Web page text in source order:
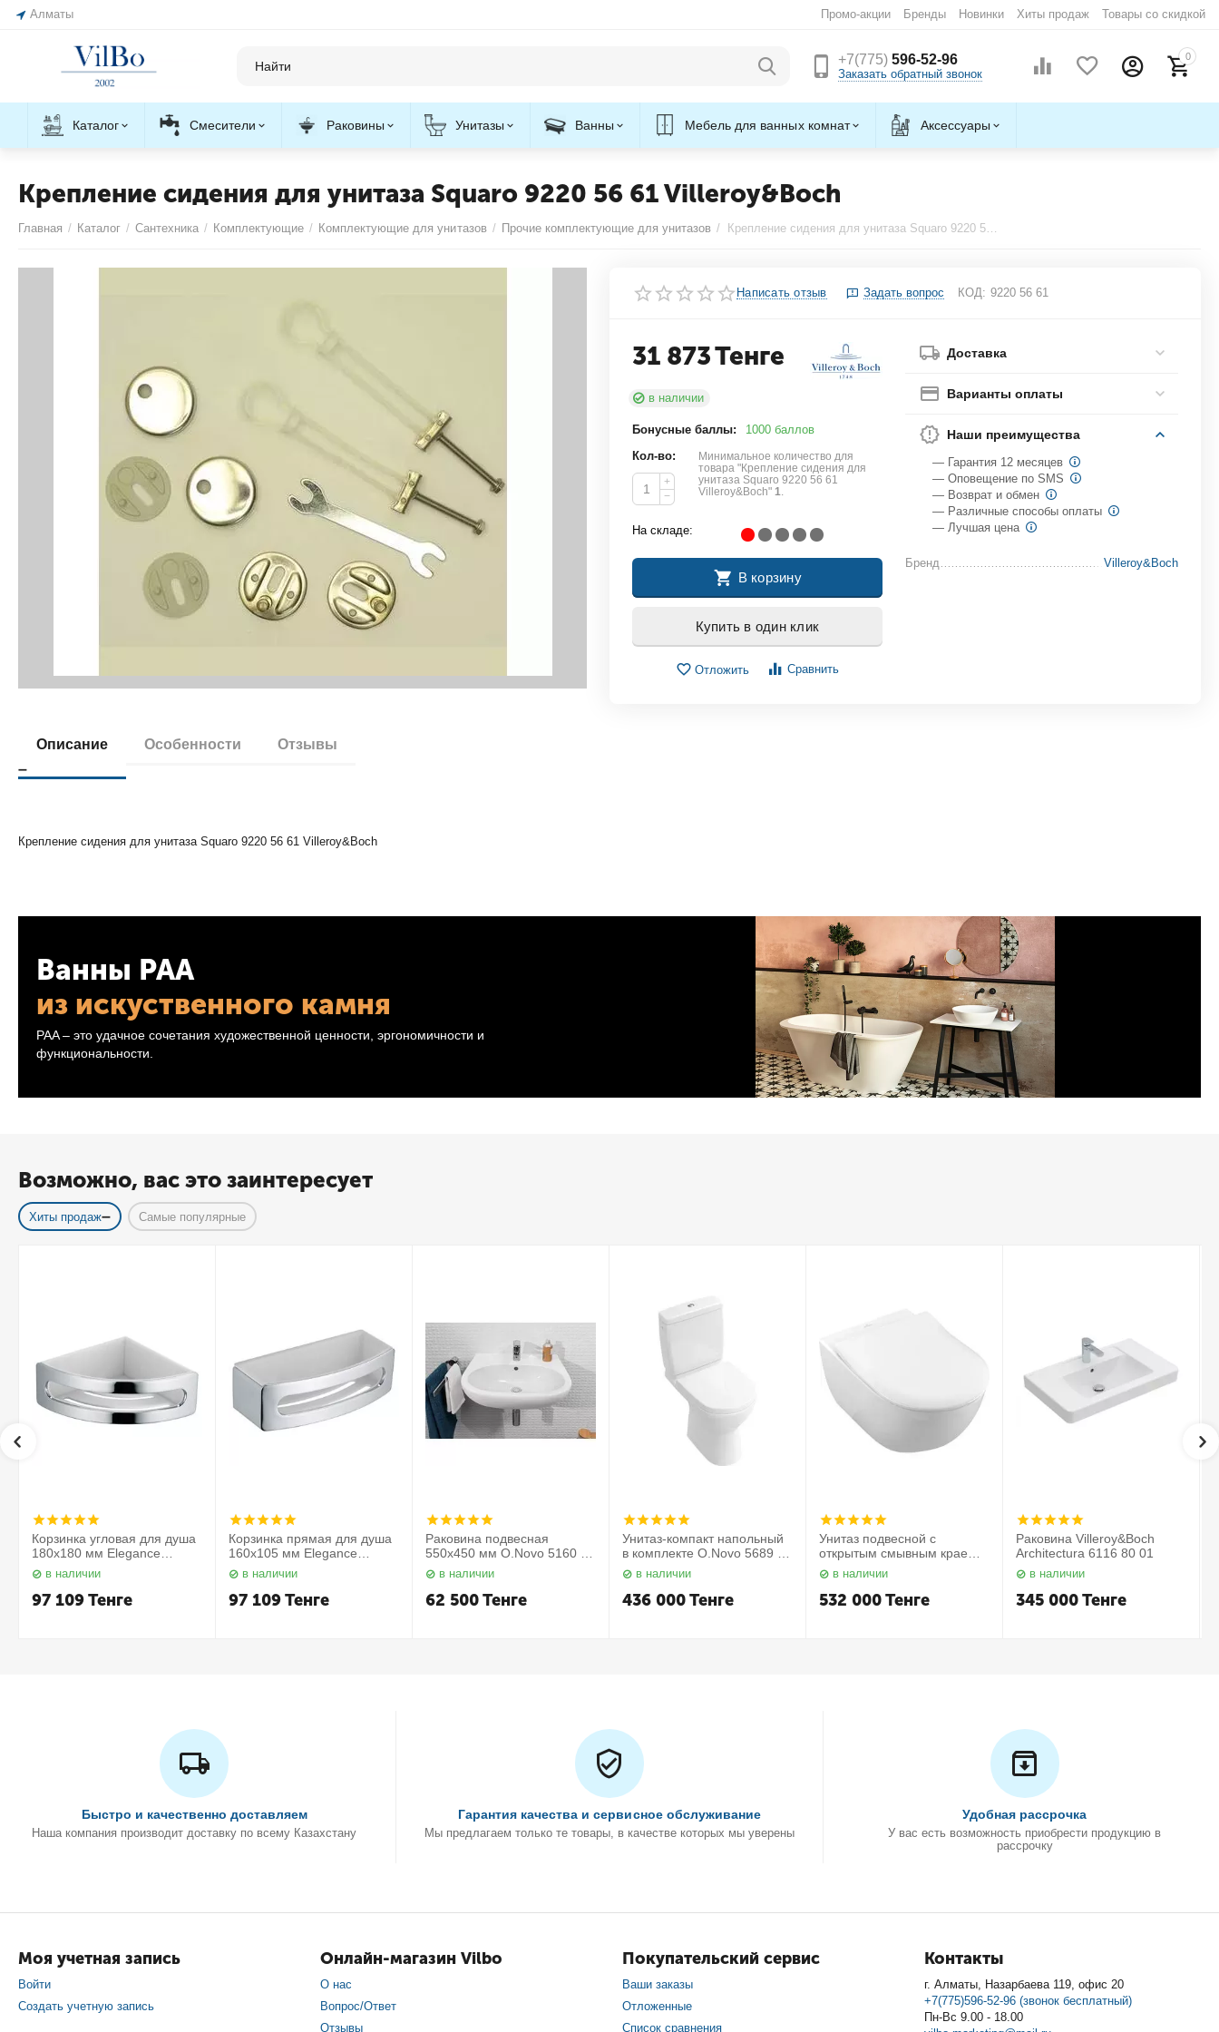
Алматы Промо-акции Бренды Новинки Хиты продаж Товары со скидкой
+7(775)596-52-96
Заказать обратный звонок
0
Каталог Смесители Раковины Унитазы Ванны Мебель для ванных комнат Аксессуары
Крепление сидения для унитаза Squaro 9220 56 61 Villeroy&Boch
Главная / Каталог / Сантехника / Комплектующие / Комплектующие для унитазов / Прочие комплектующие для унитазов / Крепление сидения для унитаза Squaro 9220 56 61 Villeroy&Boch
Написать отзыв Задать вопрос КОД: 9220 56 61
31 873Тенге
в наличии
Бонусные баллы:
1000 баллов
Кол-во:
+
−
Минимальное количество для
товара "Крепление сидения для
унитаза Squaro 9220 56 61
Villeroy&Boch"1.
На складе:
В корзину
Купить в один клик
Отложить Сравнить
Доставка
Варианты оплаты
Наши преимущества
— Гарантия 12 месяцев
— Оповещение по SMS
— Возврат и обмен
— Различные способы оплаты
— Лучшая цена
Бренд Villeroy&Boch
Описание Особенности Отзывы
Крепление сидения для унитаза Squaro 9220 56 61 Villeroy&Boch
Ванны PAA
из искуственного камня
PAA – это удачное сочетания художественной ценности, эргономичности и
функциональности.
Возможно, вас это заинтересует
Хиты продаж Самые популярные
Корзинка угловая для душа
180х180 мм Elegance
11657010000 Keuco
в наличии
97 109Тенге
Корзинка прямая для душа
160х105 мм Elegance
11658010000 Keuco
в наличии
97 109Тенге
Раковина подвесная
550х450 мм O.Novo 5160 55
01 Villeroy&Boch
в наличии
62 500Тенге
Унитаз-компакт напольный
в комплекте O.Novo 5689 10
01 Villeroy&Boch
в наличии
436 000Тенге
Унитаз подвесной с
открытым смывным краем в
комплекте с сиденьем
Subway 2.0 5614 R2 01
Villeroy&Boch
в наличии
532 000Тенге
Раковина Villeroy&Boch
Architectura 6116 80 01
в наличии
345 000Тенге
Быстро и качественно доставляем
Наша компания производит доставку по всему Казахстану
Гарантия качества и сервисное обслуживание
Мы предлагаем только те товары, в качестве которых мы уверены
Удобная рассрочка
У вас есть возможность приобрести продукцию в
рассрочку
Моя учетная запись
Войти
Создать учетную запись
Онлайн-магазин Vilbo
О нас
Вопрос/Ответ
Отзывы
Покупательский сервис
Ваши заказы
Отложенные
Список сравнения
Контакты
г. Алматы, Назарбаева 119, офис 20
+7(775)596-52-96 (звонок бесплатный)
Пн-Вс 9.00 - 18.00